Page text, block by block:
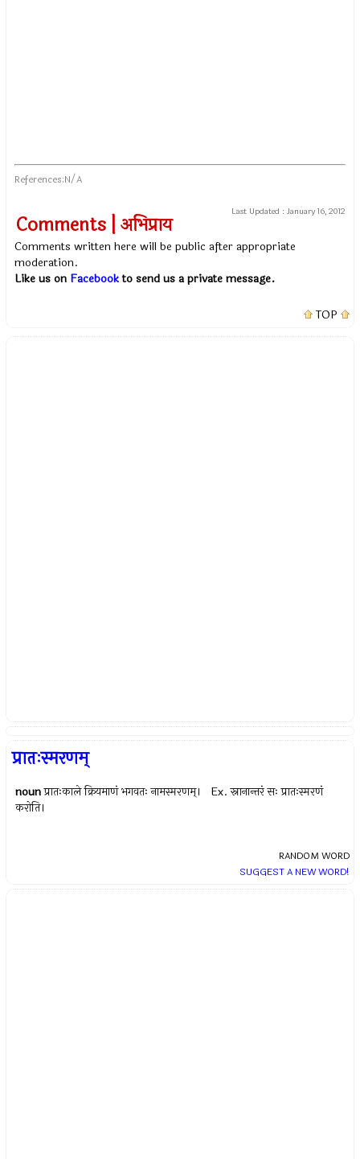
References:N/A
Last Updated : January 16, 2012
Comments | अभिप्राय
Comments written here will be public after appropriate
moderation.
Like us on Facebookto send us a private message.
TOP
प्रातःस्मरणम्
noun प्रातःकाले क्रियमाणं भगवतः नामस्मरणम्। Ex.स्नानान्तरं सः प्रातःस्मरणं
करोति।
RANDOM WORD
SUGGEST A NEW WORD!